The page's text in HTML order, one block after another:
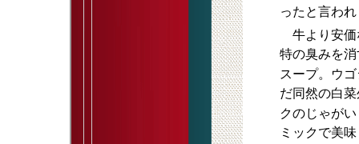
ったと言わ
牛より安価
特の臭みを
スープ。ウゴ
だ同然の白
クのじゃが
ミックで美